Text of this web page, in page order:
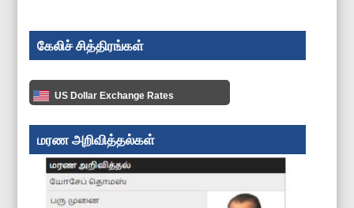
கேலிச் சித்திரங்கள்
US Dollar Exchange Rates
மரண அறிவித்தல்கள்